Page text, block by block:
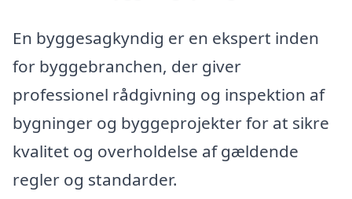
En byggesagkyndig er en ekspert inden
for byggebranchen, der giver
professionel rådgivning og inspektion af
bygninger og byggeprojekter for at sikre
kvalitet og overholdelse af gældende
regler og standarder.